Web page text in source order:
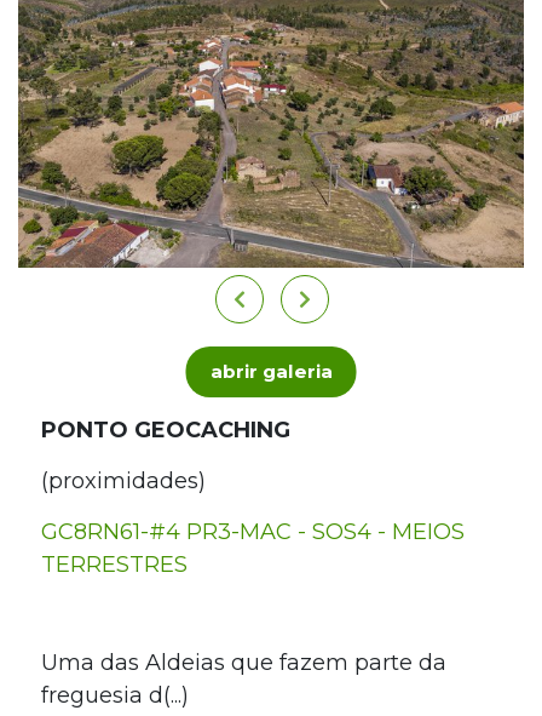
abrir galeria
PONTO GEOCACHING
(proximidades)
GC8RN61-#4 PR3-MAC - SOS4 - MEIOS
TERRESTRES
Uma das Aldeias que fazem parte da
freguesia d(...)